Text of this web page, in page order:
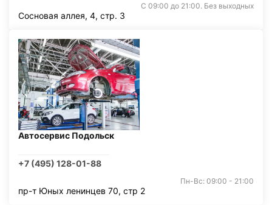
С 09:00 до 21:00. Без выходных
Сосновая аллея, 4, стр. 3
Автосервис Подольск
+7 (495) 128-01-88
Пн-Вс: 09:00 - 21:00
пр-т Юных ленинцев 70, стр 2